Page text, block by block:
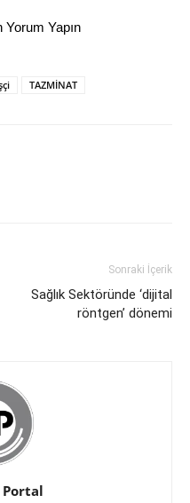
Yorum Yapın
TAZMİNAT
Sonraki İçerik
Sağlık Sektöründe ‘dijital
röntgen’ dönemi